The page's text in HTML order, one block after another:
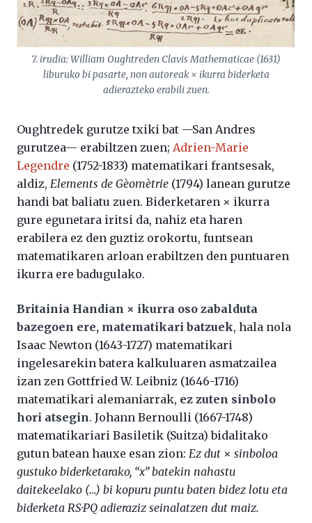
7. irudia: William Oughtreden Clavis Mathematicae (1631)
liburuko bi pasarte, non autoreak × ikurra biderketa
adierazteko erabili zuen.
Oughtredek gurutze txiki bat —San Andres
gurutzea— erabiltzen zuen; Adrien-Marie
Legendre (1752-1833) matematikari frantsesak,
aldiz, Elements de Gèomètrie (1794) lanean gurutze
handi bat baliatu zuen. Biderketaren × ikurra
gure egunetara iritsi da, nahiz eta haren
erabilera ez den guztiz orokortu, funtsean
matematikaren arloan erabiltzen den puntuaren
ikurra ere badugulako.
Britainia Handian × ikurra oso zabalduta
bazegoen ere, matematikari batzuek, hala nola
Isaac Newton (1643-1727) matematikari
ingelesarekin batera kalkuluaren asmatzailea
izan zen Gottfried W. Leibniz (1646-1716)
matematikari alemaniarrak, ez zuten sinbolo
hori atsegin. Johann Bernoulli (1667-1748)
matematikariari Basiletik (Suitza) bidalitako
gutun batean hauxe esan zion: Ez dut × sinboloa
gustuko biderketarako, “x” batekin nahastu
daitekeelako (…) bi kopuru puntu baten bidez lotu eta
biderketa RS·PQ adieraziz seinalatzen dut maiz.